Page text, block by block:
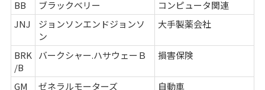
BB
ブラックベリー
コンピュータ関連
JNJ
ジョンソンエンドジョンソ
ン
大手製薬会社
BRK
/B
バークシャー.ハサウェーＢ 損害保険
GM ゼネラルモーターズ
自動車